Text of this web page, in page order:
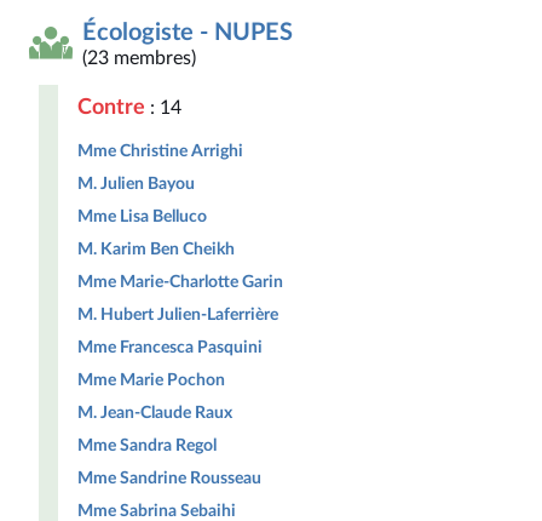
Écologiste - NUPES
(23 membres)
Contre : 14
Mme Christine Arrighi
M. Julien Bayou
Mme Lisa Belluco
M. Karim Ben Cheikh
Mme Marie-Charlotte Garin
M. Hubert Julien-Laferrière
Mme Francesca Pasquini
Mme Marie Pochon
M. Jean-Claude Raux
Mme Sandra Regol
Mme Sandrine Rousseau
Mme Sabrina Sebaihi